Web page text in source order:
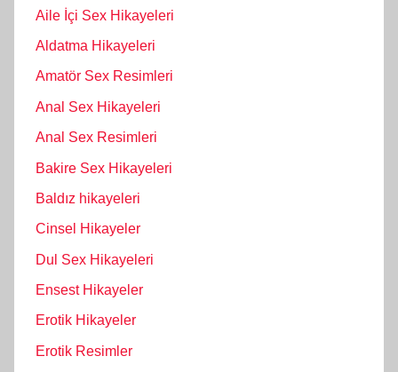
Aile İçi Sex Hikayeleri
Aldatma Hikayeleri
Amatör Sex Resimleri
Anal Sex Hikayeleri
Anal Sex Resimleri
Bakire Sex Hikayeleri
Baldız hikayeleri
Cinsel Hikayeler
Dul Sex Hikayeleri
Ensest Hikayeler
Erotik Hikayeler
Erotik Resimler